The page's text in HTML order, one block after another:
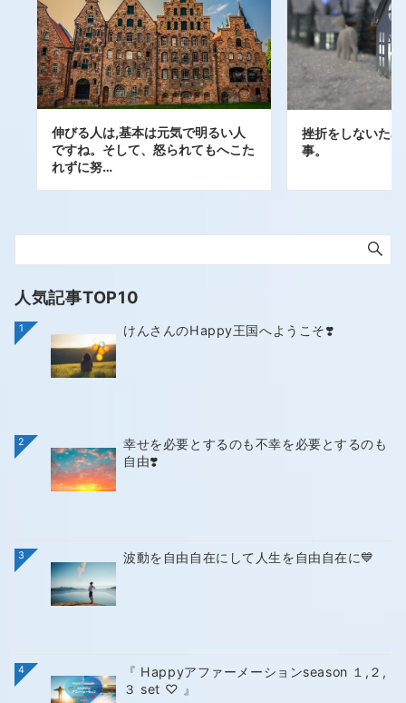
伸びる人は,基本は元気で明るい人
ですね。そして、怒られてもへこた
れずに努…
挫折をしないた
事。
人気記事TOP10
1 けんさんのHappy王国へようこそ❣️
2
幸せを必要とするのも不幸を必要とするのも
自由❣️
3 波動を自由自在にして人生を自由自在に💙
4
『 Happyアファーメーションseason １,２,
３ set ♡ 』